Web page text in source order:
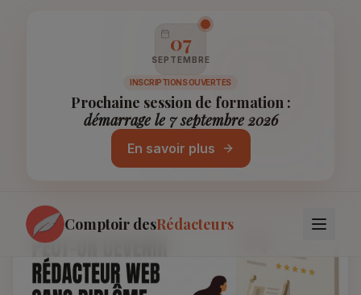
07
SEPTEMBRE
INSCRIPTIONS OUVERTES
Prochaine session de formation :
démarrage le 7 septembre 2026
En savoir plus
Comptoir desRédacteurs
Peut-on devenir rédacteur web sans
diplôme en 2026 ?
Valérianne Kallsand